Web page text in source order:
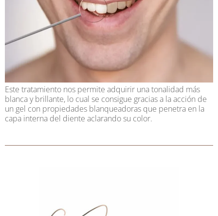
Este tratamiento nos permite adquirir una tonalidad más
blanca y brillante, lo cual se consigue gracias a la acción de
un gel con propiedades blanqueadoras que penetra en la
capa interna del diente aclarando su color.